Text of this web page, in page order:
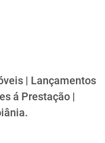
| Lançamentos
á Prestação |